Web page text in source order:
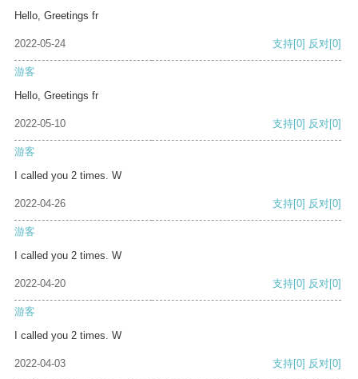
Hello, Greetings fr
2022-05-24 支持[0] 反对[0]
游客
Hello, Greetings fr
2022-05-10 支持[0] 反对[0]
游客
I called you 2 times. W
2022-04-26 支持[0] 反对[0]
游客
I called you 2 times. W
2022-04-20 支持[0] 反对[0]
游客
I called you 2 times. W
2022-04-03 支持[0] 反对[0]